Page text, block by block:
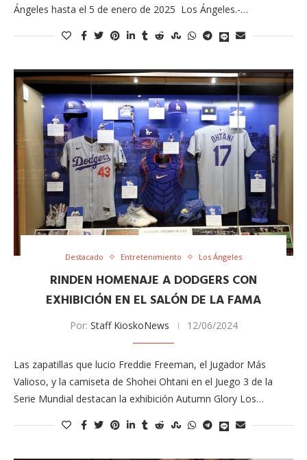
Ángeles hasta el 5 de enero de 2025 Los Ángeles.-…
Destacado Entretenimiento Los Ángeles
RINDEN HOMENAJE A DODGERS CON
EXHIBICIÓN EN EL SALÓN DE LA FAMA
Por: Staff KioskoNews 12/06/2024
Las zapatillas que lucio Freddie Freeman, el Jugador Más
Valioso, y la camiseta de Shohei Ohtani en el Juego 3 de la
Serie Mundial destacan la exhibición Autumn Glory Los…